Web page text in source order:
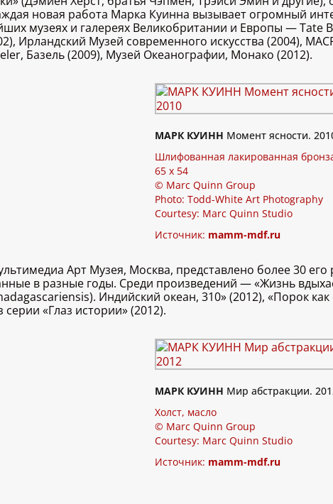
новая работа Марка Куинна вызывает огромный
музеях и галереях Великобритании и Европы — Tate
Ирландский Музей современного искусства (2004),
Базель (2009), Музей Океанографии, Монако (2012).
МАРК КУИНН Момент ясности.
Шлифованная лакированная
65 x 54
© Marc Quinn Group
Photo: Todd-White Art Photography
Courtesy: Marc Quinn Studio
Источник: mamm-mdf.ru
Арт Музея, Москва, представлено более 30
в разные годы. Среди произведений — «Жизнь
Индийский океан, 310» (2012), «Порок
«Глаз истории» (2012).
МАРК КУИНН Мир абстракции.
Холст, масло
© Marc Quinn Group
Courtesy: Marc Quinn Studio
Источник: mamm-mdf.ru